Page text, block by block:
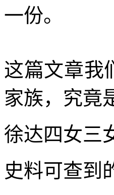
一份。
这篇文章我
家族，究竟
徐达四女三
史料可查到